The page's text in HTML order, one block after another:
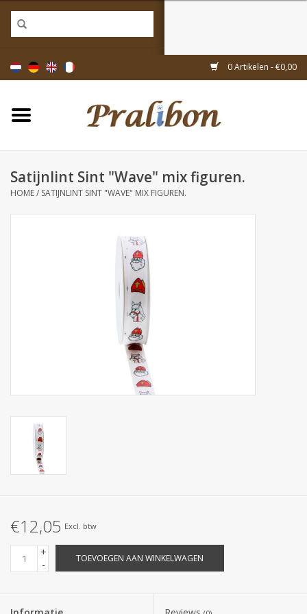
0 Artikelen - €0,00
Home
Doosjes
Linten & decoratie
Satijnlint Sint "Wave" mix figuren.
HOME/ SATIJNLINT SINT "WAVE" MIX FIGUREN.
€12,05 Excl. btw
+
-
TOEVOEGEN AAN WINKELWAGEN